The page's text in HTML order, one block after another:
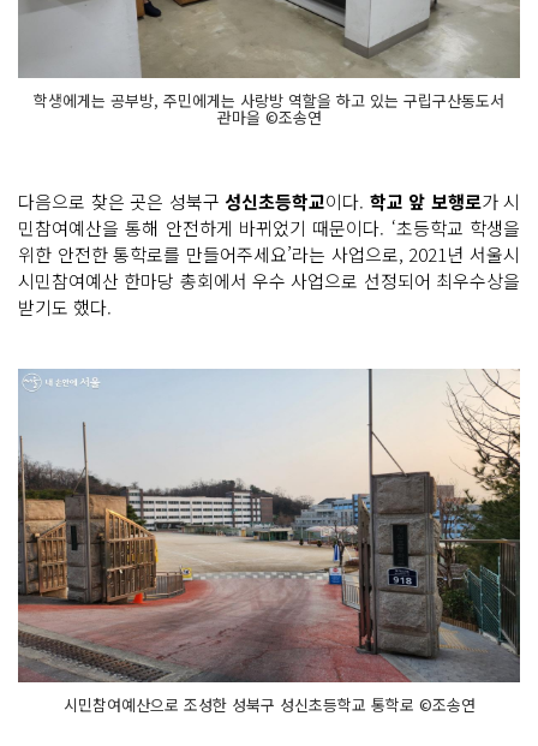
학생에게는 공부방, 주민에게는 사랑방 역할을 하고 있는 구립구산동도서
관마을 ©조송연
다음으로 찾은 곳은 성북구 성신초등학교이다. 학교 앞 보행로가 시
민참여예산을 통해 안전하게 바뀌었기 때문이다. ‘초등학교 학생을
위한 안전한 통학로를 만들어주세요’라는 사업으로, 2021년 서울시
시민참여예산 한마당 총회에서 우수 사업으로 선정되어 최우수상을
받기도 했다.
시민참여예산으로 조성한 성북구 성신초등학교 통학로 ©조송연